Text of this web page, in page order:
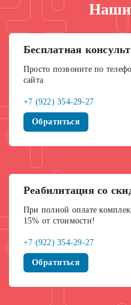
Бесплатная
Просто позвоните по
сайта
+7 (922) 354-29-27
Обратиться
Реабилитация со
При полной оплате
15% от стоимости!
+7 (922) 354-29-27
Обратиться